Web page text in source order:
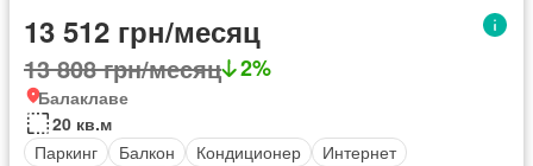
13 512 грн/месяц
13 808 грн/месяц 2%
Балаклаве
20 кв.м
Паркинг
Балкон Кондиционер
Интернет